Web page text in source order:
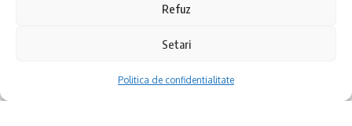
Refuz
Setari
Politica de confidentialitate